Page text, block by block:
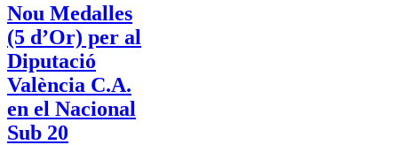
Nou Medalles
(5 d’Or) per al
Diputació
València C.A.
en el Nacional
Sub 20